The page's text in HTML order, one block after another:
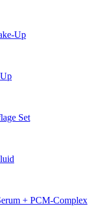
Up
Set
+ PCM-Complex